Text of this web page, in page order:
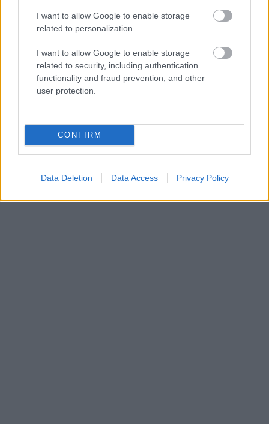
I want to allow Google to enable storage
related to personalization.
I want to allow Google to enable storage
related to security, including authentication
functionality and fraud prevention, and other
user protection.
CONFIRM
Data Deletion Data Access Privacy Policy
ΓΙΝΕ ΣΥΝΔΡΟΜΗΤΗΣ